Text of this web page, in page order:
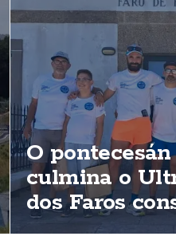
O
culmina o
dos Faros
para ASFEGA